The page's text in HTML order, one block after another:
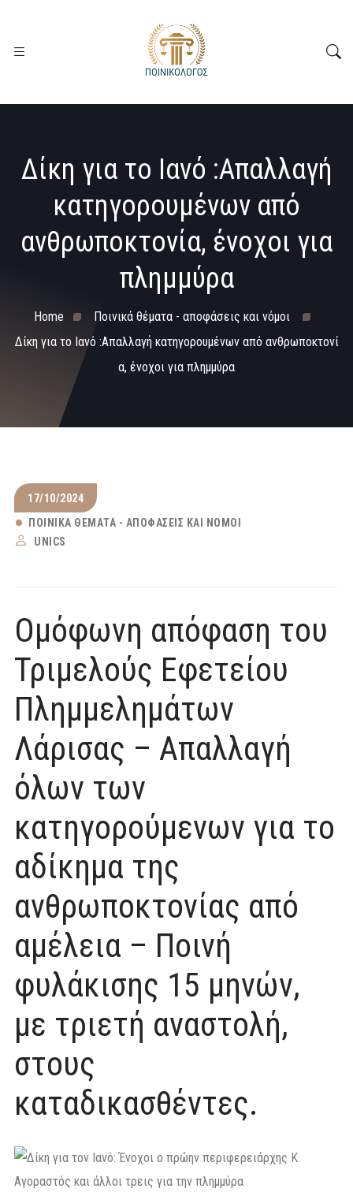
Δίκη για το Ιανό :Απαλλαγή
κατηγορουμένων από
ανθρωποκτονία, ένοχοι για
πλημμύρα
Home
Ποινικά θέματα - αποφάσεις και νόμοι
Δίκη για το Ιανό :Απαλλαγή κατηγορουμένων από ανθρωποκτονί
α, ένοχοι για πλημμύρα
17/10/2024
ΠΟΙΝΙΚΆ ΘΈΜΑΤΑ - ΑΠΟΦΆΣΕΙΣ ΚΑΙ ΝΌΜΟΙ
UNICS
Ομόφωνη απόφαση του
Τριμελούς Εφετείου
Πλημμελημάτων
Λάρισας – Απαλλαγή
όλων των
κατηγορούμενων για το
αδίκημα της
ανθρωποκτονίας από
αμέλεια – Ποινή
φυλάκισης 15 μηνών,
με τριετή αναστολή,
στους
καταδικασθέντες.